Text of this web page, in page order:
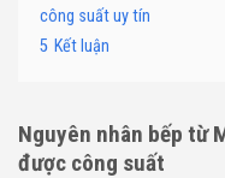
công suất uy tín
5 Kết luận
Nguyên nhân bếp từ
được công suất